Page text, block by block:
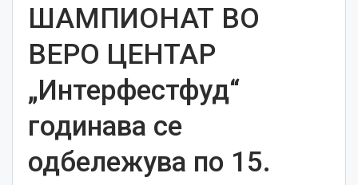
ШАМПИОНАТ ВО
ВЕРО ЦЕНТАР
„Интерфестфуд“
годинава се
одбележува по 15.